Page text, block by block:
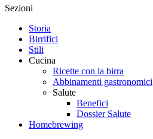
Sezioni
Storia
Birrifici
Stili
Cucina
Ricette con la birra
Abbinamenti gastronomici
Salute
Benefici
Dossier Salute
Homebrewing